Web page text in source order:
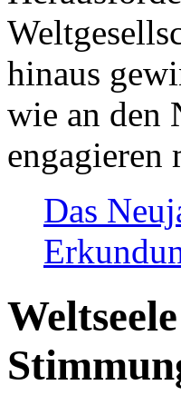
hinaus
wie an den
engagieren
Das